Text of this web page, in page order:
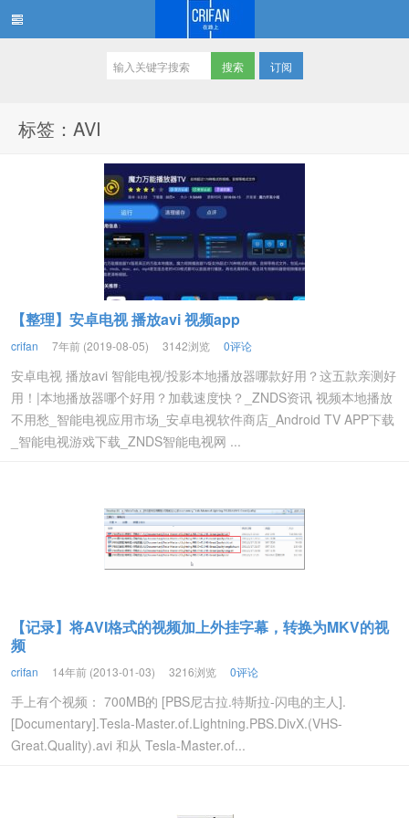
订阅
标签：AVI
【整理】安卓电视 播放avi 视频app
crifan 7年前 (2019-08-05) 3142浏览 0评论
安卓电视 播放avi 智能电视/投影本地播放器哪款好用？这五款亲测好
用！|本地播放器哪个好用？加载速度快？_ZNDS资讯 视频本地播放
不用愁_智能电视应用市场_安卓电视软件商店_Android TV APP下载
_智能电视游戏下载_ZNDS智能电视网 ...
【记录】将AVI格式的视频加上外挂字幕，转换为MKV的视
频
crifan 14年前 (2013-01-03) 3216浏览 0评论
手上有个视频： 700MB的 [PBS尼古拉.特斯拉-闪电的主人].
[Documentary].Tesla-Master.of.Lightning.PBS.DivX.(VHS-
Great.Quality).avi 和从 Tesla-Master.of...